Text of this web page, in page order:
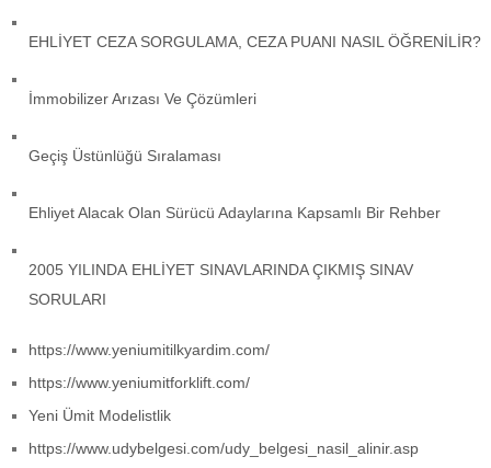
EHLİYET CEZA SORGULAMA, CEZA PUANI NASIL ÖĞRENİLİR?
İmmobilizer Arızası Ve Çözümleri
Geçiş Üstünlüğü Sıralaması
Ehliyet Alacak Olan Sürücü Adaylarına Kapsamlı Bir Rehber
2005 YILINDA EHLİYET SINAVLARINDA ÇIKMIŞ SINAV
SORULARI
https://www.yeniumitilkyardim.com/
https://www.yeniumitforklift.com/
Yeni Ümit Modelistlik
https://www.udybelgesi.com/udy_belgesi_nasil_alinir.asp